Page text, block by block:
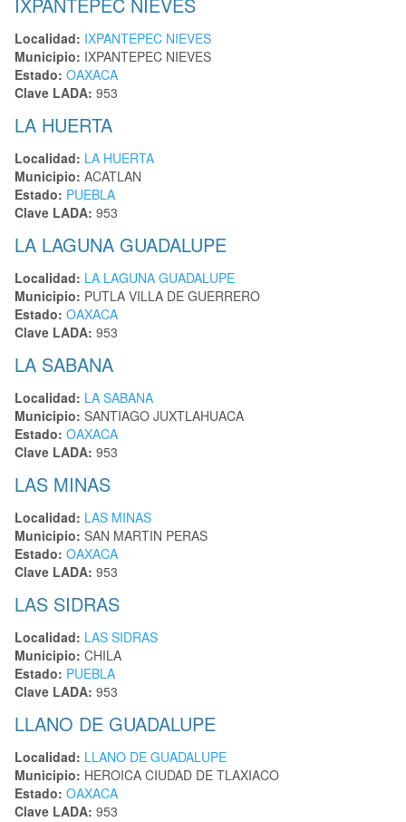
IXPANTEPEC NIEVES
Localidad: IXPANTEPEC NIEVES
Municipio: IXPANTEPEC NIEVES
Estado: OAXACA
Clave LADA: 953
LA HUERTA
Localidad: LA HUERTA
Municipio: ACATLAN
Estado: PUEBLA
Clave LADA: 953
LA LAGUNA GUADALUPE
Localidad: LA LAGUNA GUADALUPE
Municipio: PUTLA VILLA DE GUERRERO
Estado: OAXACA
Clave LADA: 953
LA SABANA
Localidad: LA SABANA
Municipio: SANTIAGO JUXTLAHUACA
Estado: OAXACA
Clave LADA: 953
LAS MINAS
Localidad: LAS MINAS
Municipio: SAN MARTIN PERAS
Estado: OAXACA
Clave LADA: 953
LAS SIDRAS
Localidad: LAS SIDRAS
Municipio: CHILA
Estado: PUEBLA
Clave LADA: 953
LLANO DE GUADALUPE
Localidad: LLANO DE GUADALUPE
Municipio: HEROICA CIUDAD DE TLAXIACO
Estado: OAXACA
Clave LADA: 953